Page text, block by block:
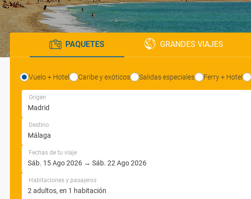
PAQUETES GRANDES VIAJES
Vuelo + Hotel Caribe y exóticos Salidas especiales Ferry + Hotel
Origen
Destino
Fechas de tu viaje
Habitaciones y pasajeros